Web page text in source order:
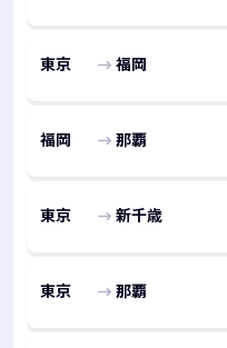
東京 福岡
福岡 那覇
東京 新千歳
東京 那覇